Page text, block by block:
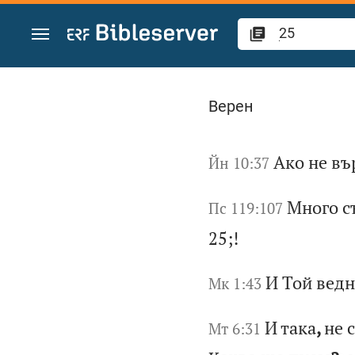
Преминете към съдържанието
Търсете „25“ в
Верен
Йн 10:37 Ако не в
Пс 119:107 Много
25;!
Мк 1:43 ИТой ведн
Мт 6:31 Итака,не с